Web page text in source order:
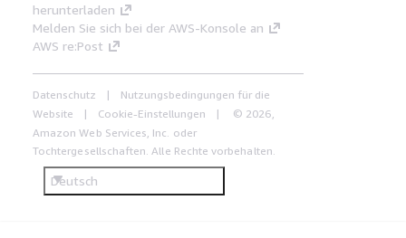
herunterladen
Melden Sie sich bei der AWS-Konsole an
AWS re:Post
Datenschutz
Nutzungsbedingungen für die
Website
Cookie-Einstellungen
© 2026,
Amazon Web Services, Inc. oder
Tochtergesellschaften. Alle Rechte vorbehalten.
Deutsch